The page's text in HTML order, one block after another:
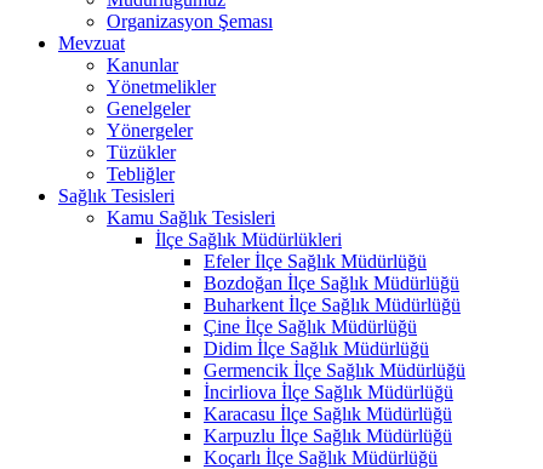
Organizasyon Şeması
Mevzuat
Kanunlar
Yönetmelikler
Genelgeler
Yönergeler
Tüzükler
Tebliğler
Sağlık Tesisleri
Kamu Sağlık Tesisleri
İlçe Sağlık Müdürlükleri
Efeler İlçe Sağlık Müdürlüğü
Bozdoğan İlçe Sağlık Müdürlüğü
Buharkent İlçe Sağlık Müdürlüğü
Çine İlçe Sağlık Müdürlüğü
Didim İlçe Sağlık Müdürlüğü
Germencik İlçe Sağlık Müdürlüğü
İncirliova İlçe Sağlık Müdürlüğü
Karacasu İlçe Sağlık Müdürlüğü
Karpuzlu İlçe Sağlık Müdürlüğü
Koçarlı İlçe Sağlık Müdürlüğü